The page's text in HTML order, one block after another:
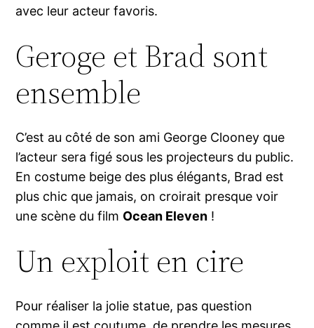
avec leur acteur favoris.
Geroge et Brad sont
ensemble
C’est au côté de son ami George Clooney que
l’acteur sera figé sous les projecteurs du public.
En costume beige des plus élégants, Brad est
plus chic que jamais, on croirait presque voir
une scène du film Ocean Eleven !
Un exploit en cire
Pour réaliser la jolie statue, pas question